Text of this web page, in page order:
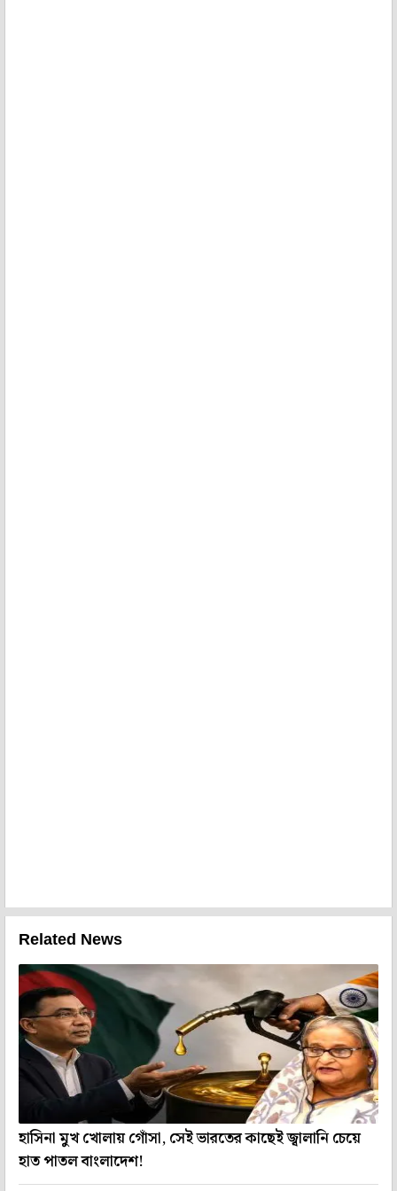
Related News
হাসিনা মুখ খোলায় গোঁসা, সেই ভারতের কাছেই জ্বালানি চেয়ে
হাত পাতল বাংলাদেশ!